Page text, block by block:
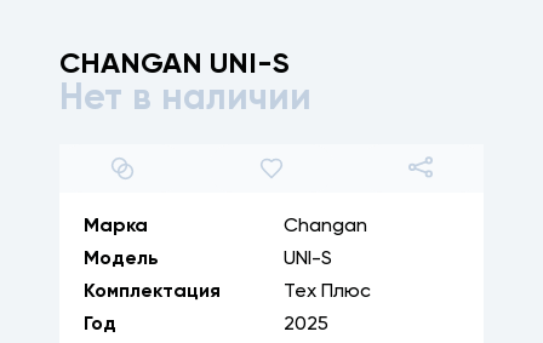
CHANGAN UNI-S
Нет в наличии
1/ 28
Марка
Changan
Модель
UNI-S
Комплектация
Тех Плюс
Год
2025